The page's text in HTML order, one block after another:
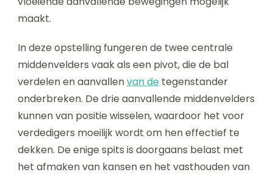
maakt.
In deze opstelling fungeren de twee centrale
middenvelders vaak als een pivot, die de bal
verdelen en aanvallenvan de tegenstander
onderbreken. De drie aanvallende middenvelders
kunnen van positie wisselen, waardoor het voor
verdedigers moeilijk wordt om hen effectief te
dekken. De enige spits is doorgaans belast met
het afmaken van kansen en het vasthouden van